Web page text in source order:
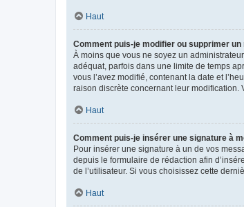
Haut
Comment puis-je modifier ou supprimer un
À moins que vous ne soyez un
adéquat, parfois dans une limite de temps
vous l’avez modifié, contenant la date et
raison discrète concernant leur modification.
Haut
Comment puis-je insérer une signature à
Pour insérer une signature à un de vos
depuis le formulaire de rédaction afin
de l’utilisateur. Si vous choisissez cette
Haut